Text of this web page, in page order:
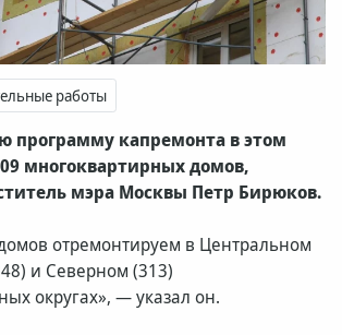
работы
программу капремонта в этом
многоквартирных домов,
мэра Москвы Петр Бирюков.
отремонтируем в Центральном
и Северном (313)
округах», — указал он.